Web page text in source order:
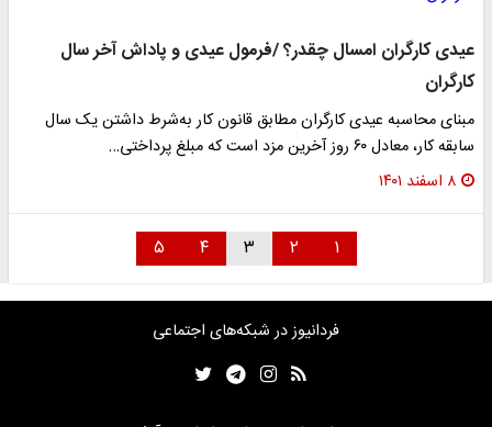
عیدی کارگران امسال چقدر؟ /فرمول عیدی و پاداش آخر سال
کارگران
مبنای محاسبه عیدی کارگران مطابق قانون کار به‌شرط داشتن یک سال
سابقه کار، معادل ۶۰ روز آخرین مزد ‌است که مبلغ پرداختی…
۸ اسفند ۱۴۰۱
۱ ۲ ۳ ۴ ۵
فردانیوز در شبکه‌های اجتماعی